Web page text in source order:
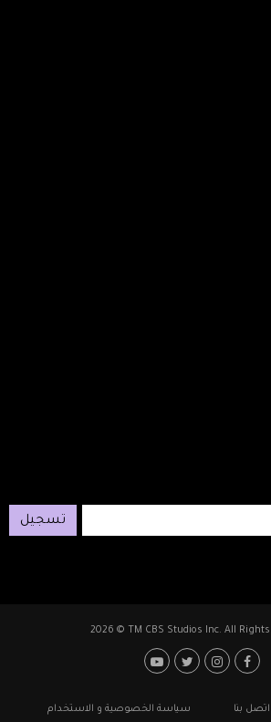
تسجيل
2026 © TM CBS Studios Inc. All Rights
اتصل بنا سياسة الخصوصية و الاستخدام